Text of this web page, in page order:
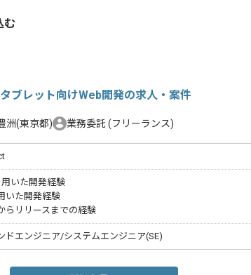
む
ブレット向けWeb開発の求人・案件
洲(東京都) 業務委託 (フリーランス)
用いた開発経験
いた開発経験
らリリースまでの経験
ドエンジニア/システムエンジニア(SE)